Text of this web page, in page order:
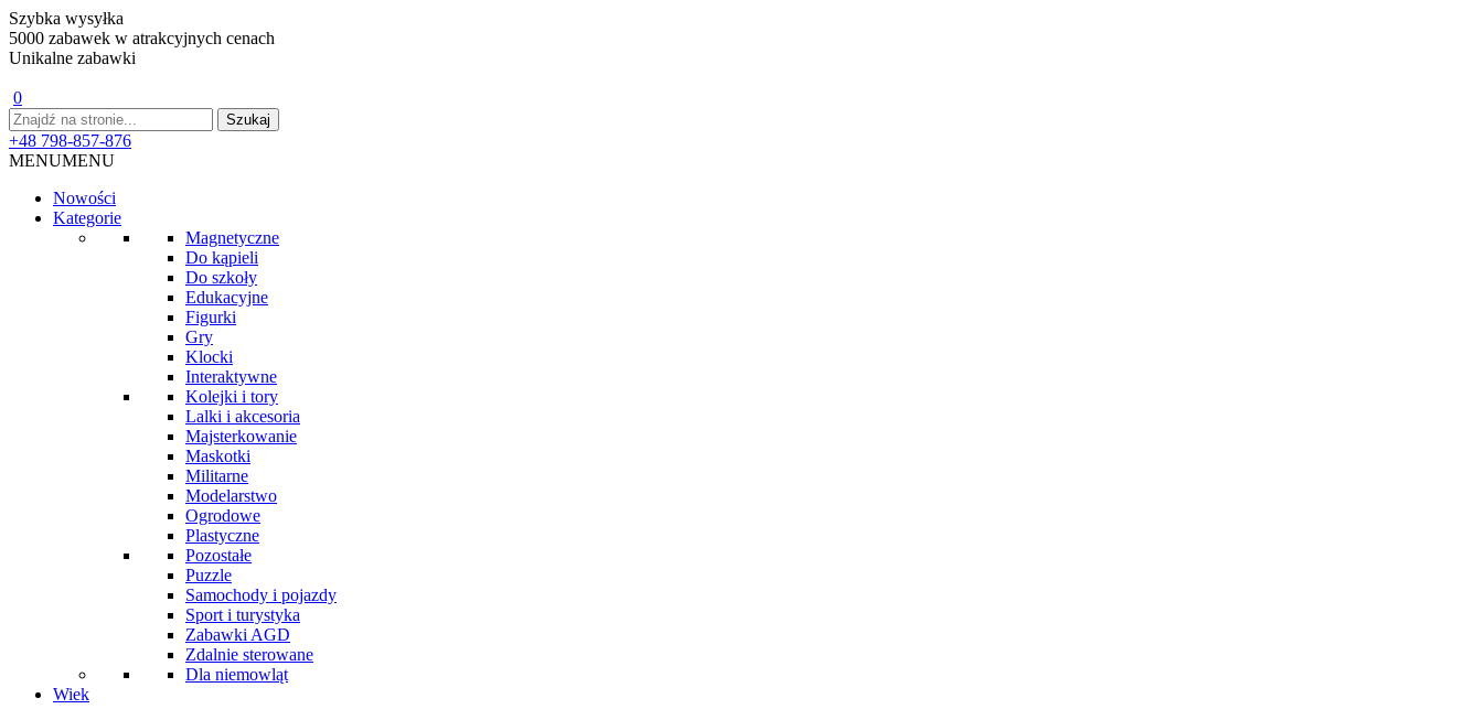
Szybka wysyłka
5000 zabawek w atrakcyjnych cenach
Unikalne zabawki
0
+48 798-857-876
MENUMENU
Nowości
Kategorie
Magnetyczne
Do kąpieli
Do szkoły
Edukacyjne
Figurki
Gry
Klocki
Interaktywne
Kolejki i tory
Lalki i akcesoria
Majsterkowanie
Maskotki
Militarne
Modelarstwo
Ogrodowe
Plastyczne
Pozostałe
Puzzle
Samochody i pojazdy
Sport i turystyka
Zabawki AGD
Zdalnie sterowane
Dla niemowląt
Wiek